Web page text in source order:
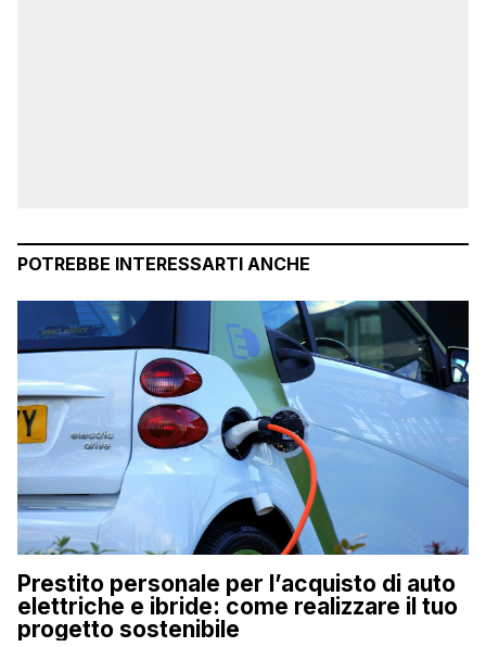
POTREBBE INTERESSARTI ANCHE
Prestito personale per l’acquisto di auto
elettriche e ibride: come realizzare il tuo
progetto sostenibile